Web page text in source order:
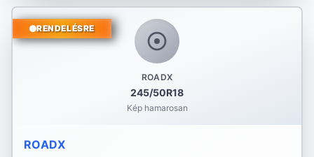
ROADX
245/50R18
Kép hamarosan
RENDELÉSRE
ROADX